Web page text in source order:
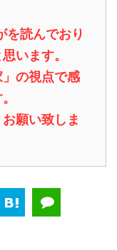
を読んでおり
います。
」の視点で感
願い致しま